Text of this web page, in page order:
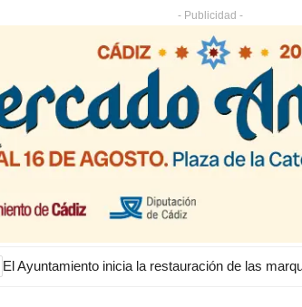
- Publicidad -